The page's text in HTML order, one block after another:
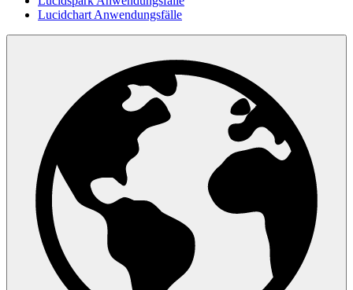
Lucidchart Anwendungsfälle